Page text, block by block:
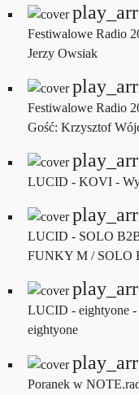
Festiwalowe Radio
Jerzy Owsiak
Festiwalowe Radio
Gość: Krzysztof
LUCID - KOVI -
LUCID - SOLO
FUNKY M / SOLO
LUCID - eightyone -
eightyone
Poranek w